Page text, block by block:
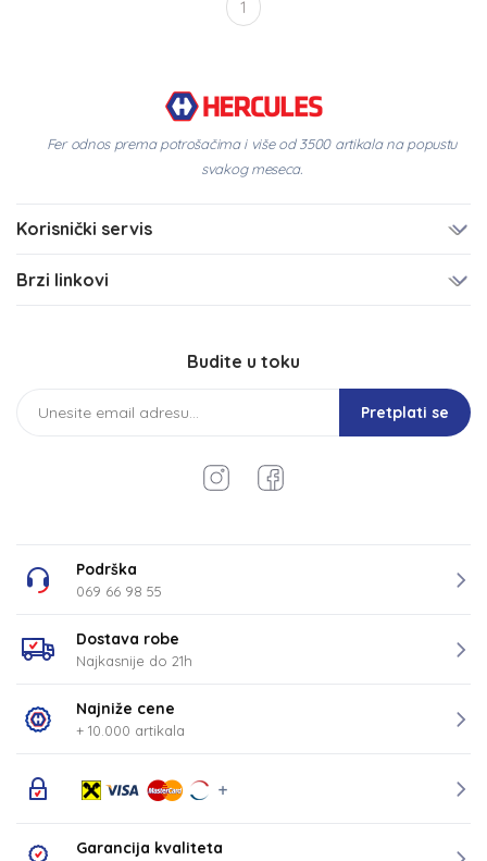
1
Fer odnos prema potrošačima i više od 3500 artikala na popustu
svakog meseca.
Korisnički servis
Brzi linkovi
Budite u toku
Pretplati se
Podrška
069 66 98 55
Dostava robe
Najkasnije do 21h
Najniže cene
+ 10.000 artikala
Garancija kvaliteta